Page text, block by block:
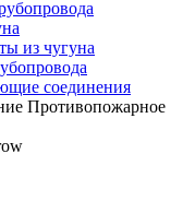
из чугуна
соединения
Противопожарное